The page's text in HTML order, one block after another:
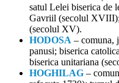
satul Lelei biserica de
Gavriil (secolul
(secolul XV).
HODOSA – comuna,
panusi; biserica
biserica unitariana
HOGHILAG –